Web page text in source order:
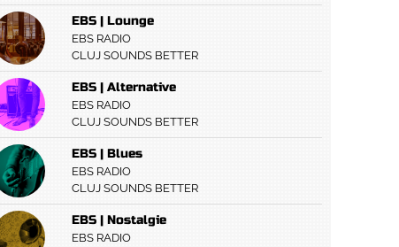
EBS | Lounge
EBS RADIO
CLUJ SOUNDS BETTER
EBS | Alternative
EBS RADIO
CLUJ SOUNDS BETTER
EBS | Blues
EBS RADIO
CLUJ SOUNDS BETTER
EBS | Nostalgie
EBS RADIO